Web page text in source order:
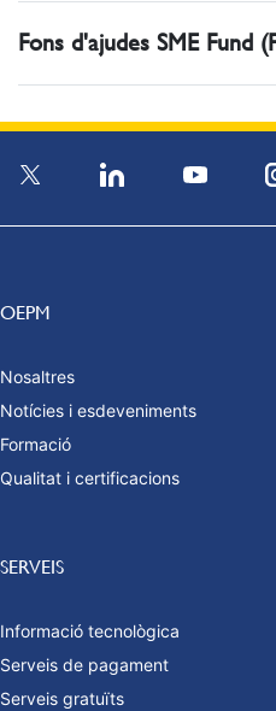
Fons d'ajudes SME Fund
OEPM
Nosaltres
Notícies i esdeveniments
Formació
Qualitat i certificacions
SERVEIS
Informació tecnològica
Serveis de pagament
Serveis gratuïts